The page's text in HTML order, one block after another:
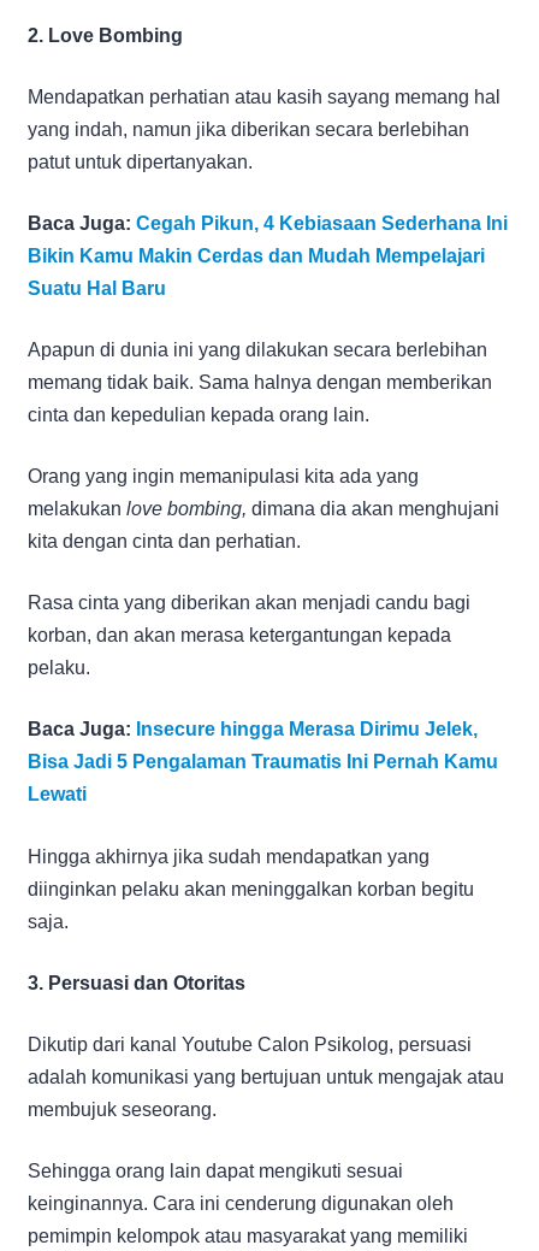
2. Love Bombing
Mendapatkan perhatian atau kasih sayang memang hal
yang indah, namun jika diberikan secara berlebihan
patut untuk dipertanyakan.
Baca Juga: Cegah Pikun, 4 Kebiasaan Sederhana Ini
Bikin Kamu Makin Cerdas dan Mudah Mempelajari
Suatu Hal Baru
Apapun di dunia ini yang dilakukan secara berlebihan
memang tidak baik. Sama halnya dengan memberikan
cinta dan kepedulian kepada orang lain.
Orang yang ingin memanipulasi kita ada yang
melakukan love bombing, dimana dia akan menghujani
kita dengan cinta dan perhatian.
Rasa cinta yang diberikan akan menjadi candu bagi
korban, dan akan merasa ketergantungan kepada
pelaku.
Baca Juga: Insecure hingga Merasa Dirimu Jelek,
Bisa Jadi 5 Pengalaman Traumatis Ini Pernah Kamu
Lewati
Hingga akhirnya jika sudah mendapatkan yang
diinginkan pelaku akan meninggalkan korban begitu
saja.
3. Persuasi dan Otoritas
Dikutip dari kanal Youtube Calon Psikolog, persuasi
adalah komunikasi yang bertujuan untuk mengajak atau
membujuk seseorang.
Sehingga orang lain dapat mengikuti sesuai
keinginannya. Cara ini cenderung digunakan oleh
pemimpin kelompok atau masyarakat yang memiliki